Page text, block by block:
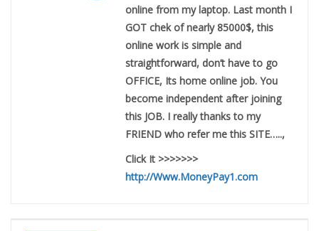
online from my laptop. Last month I
GOT chek of nearly 85000$, this
online work is simple and
straightforward, don’t have to go
OFFICE, Its home online job. You
become independent after joining
this JOB. I really thanks to my
FRIEND who refer me this SITE…..,
Click It >>>>>>>
http://Www.MoneyPay1.com